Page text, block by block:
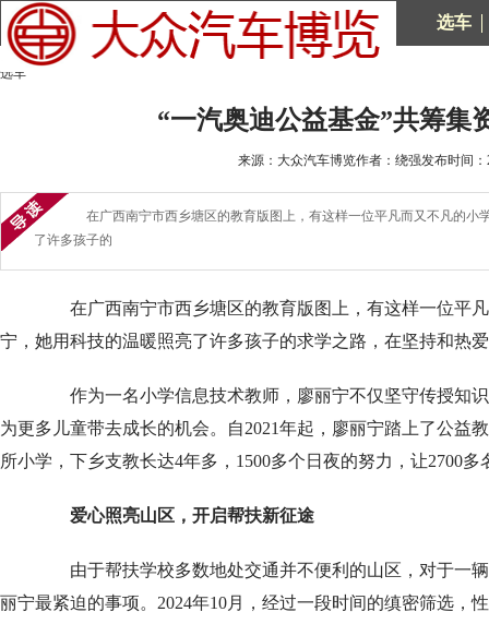
选车
选车
“一汽奥迪公益基金”共筹集
来源：大众汽车博览作者：绕强发布时间：
在广西南宁市西乡塘区的教育版图上，有这样一位平凡而又不凡的小
了许多孩子的
在广西南宁市西乡塘区的教育版图上，有这样一位平
宁，她用科技的温暖照亮了许多孩子的求学之路，在坚持和热
作为一名小学信息技术教师，廖丽宁不仅坚守传授知识
为更多儿童带去成长的机会。自2021年起，廖丽宁踏上了公益
所小学，下乡支教长达4年多，1500多个日夜的努力，让2700多
爱心照亮山区，开启帮扶新征途
由于帮扶学校多数地处交通并不便利的山区，对于一辆
丽宁最紧迫的事项。2024年10月，经过一段时间的缜密筛选，